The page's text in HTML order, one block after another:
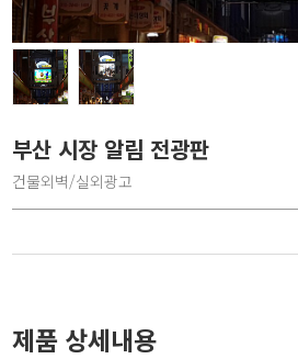
부산 시장 알림 전광판
건물외벽/실외광고
제품 상세내용